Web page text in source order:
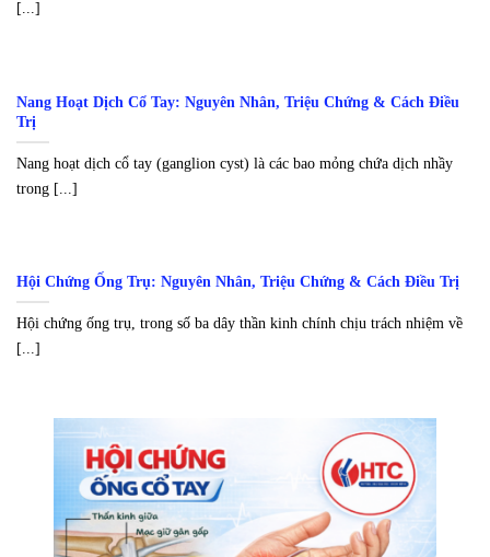
[...]
Nang Hoạt Dịch Cổ Tay: Nguyên Nhân, Triệu Chứng & Cách Điều
Trị
Nang hoạt dịch cổ tay (ganglion cyst) là các bao mỏng chứa dịch nhầy
trong [...]
Hội Chứng Ống Trụ: Nguyên Nhân, Triệu Chứng & Cách Điều Trị
Hội chứng ống trụ, trong số ba dây thần kinh chính chịu trách nhiệm về
[...]